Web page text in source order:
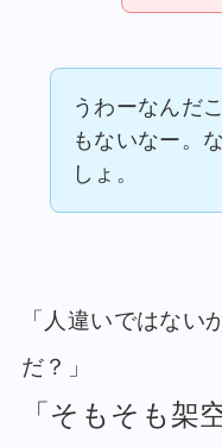
うわーなんだ
もないなー。
しょ。
「人違いではない
だ？」
「そもそも架